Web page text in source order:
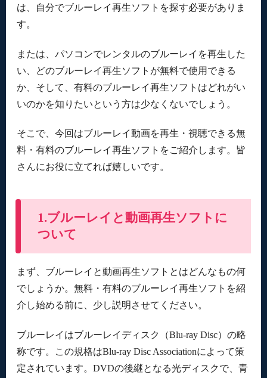
は、自分でブルーレイ再生ソフトを探す必要がありま
す。
または、パソコンでレンタルのブルーレイを再生した
い、どのブルーレイ再生ソフトが無料で使用できる
か、そして、有料のブルーレイ再生ソフトはどれがい
いのかを知りたいという方は少なくないでしょう。
そこで、今回はブルーレイ動画を再生・視聴できる無
料・有料のブルーレイ再生ソフトをご紹介します。皆
さんにお役に立てれば嬉しいです。
1.ブルーレイと動画再生ソフトに
ついて
まず、ブルーレイと動画再生ソフトとはどんなもの何
でしょうか。無料・有料のブルーレイ再生ソフトを紹
介し始める前に、少し説明させてください。
ブルーレイはブルーレイディスク（Blu-ray Disc）の略
称です。この規格はBlu-ray Disc Associationによって策
定されています。DVDの後継となる光ディスクで、青